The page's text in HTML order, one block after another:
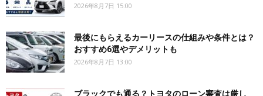
2026年8月7日 15:00
最後にもらえるカーリースの仕組みや条件とは？
おすすめ6選やデメリットも
2026年8月7日 13:00
ブラックでも通る？トヨタのローン審査は厳し